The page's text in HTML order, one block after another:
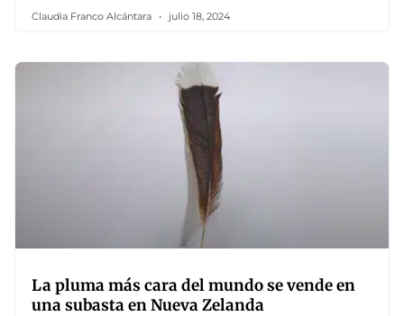
Claudia Franco Alcántara julio 18, 2024
La pluma más cara del mundo se vende en
una subasta en Nueva Zelanda